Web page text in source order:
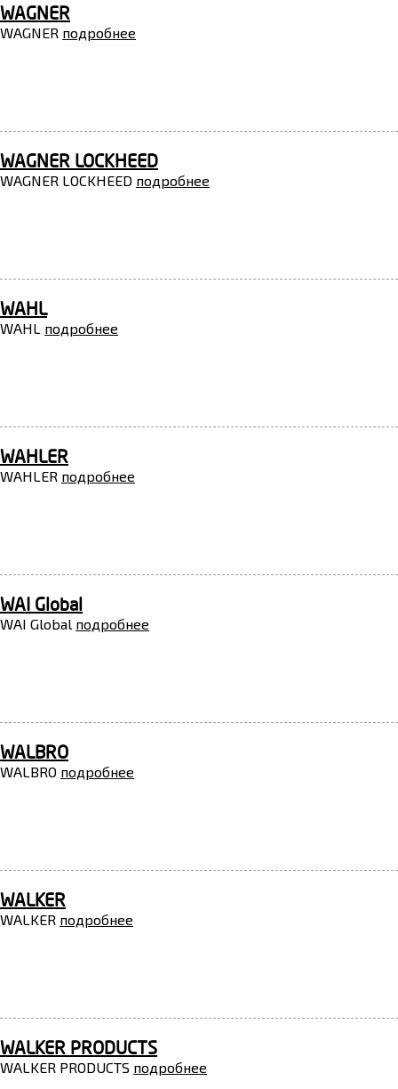
WAGNER
WAGNER подробнее
WAGNER LOCKHEED
WAGNER LOCKHEED подробнее
WAHL
WAHL подробнее
WAHLER
WAHLER подробнее
WAI Global
WAI Global подробнее
WALBRO
WALBRO подробнее
WALKER
WALKER подробнее
WALKER PRODUCTS
WALKER PRODUCTS подробнее